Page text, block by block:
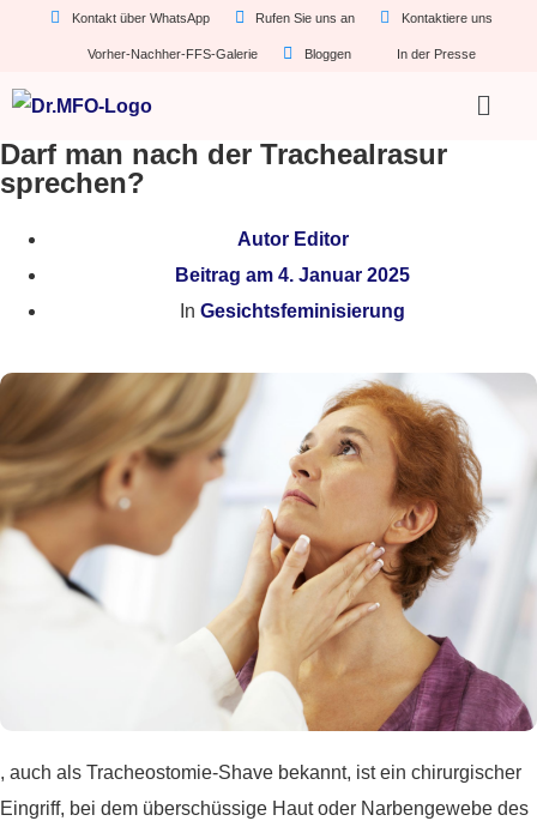
Kontakt über WhatsApp Rufen Sie uns an Kontaktiere uns
Vorher-Nachher-FFS-Galerie Bloggen In der Presse
Darf man nach der Trachealrasur
sprechen?
AutorEditor
Beitrag am 4. Januar 2025
In Gesichtsfeminisierung
, auch als Tracheostomie-Shave bekannt, ist ein chirurgischer
Eingriff, bei dem überschüssige Haut oder Narbengewebe des